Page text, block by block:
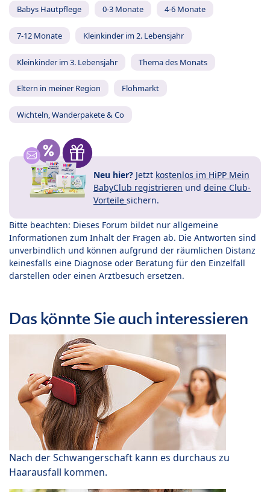
Babys Hautpflege 0-3 Monate 4-6 Monate
7-12 Monate Kleinkinder im 2. Lebensjahr
Kleinkinder im 3. Lebensjahr Thema des Monats
Eltern in meiner Region Flohmarkt
Wichteln, Wanderpakete & Co
Neu hier? Jetzt kostenlos im HiPP Mein
BabyClub registrieren und deine Club-
Vorteile sichern.
Bitte beachten: Dieses Forum bildet nur allgemeine
Informationen zum Inhalt der Fragen ab. Die Antworten sind
unverbindlich und können aufgrund der räumlichen Distanz
keinesfalls eine Diagnose oder Beratung für den Einzelfall
darstellen oder einen Arztbesuch ersetzen.
Das könnte Sie auch interessieren
Nach der Schwangerschaft kann es durchaus zu
Haarausfall kommen.